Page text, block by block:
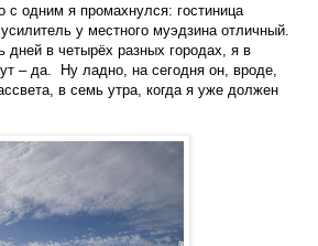
одним я промахнулся: гостиница
у местного муэдзина отличный.
в четырёх разных городах, я в
– да. Ну ладно, на сегодня он, вроде,
в семь утра, когда я уже должен